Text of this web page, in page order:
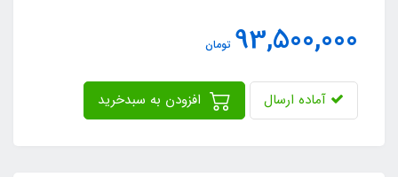
93,500,000 تومان
آماده ارسال